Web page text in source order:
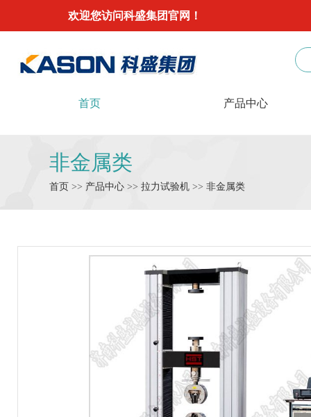
欢迎您访问科盛集团官网！
首页 产品中心
非金属类
首页 >> 产品中心 >>拉力试验机 >>非金属类